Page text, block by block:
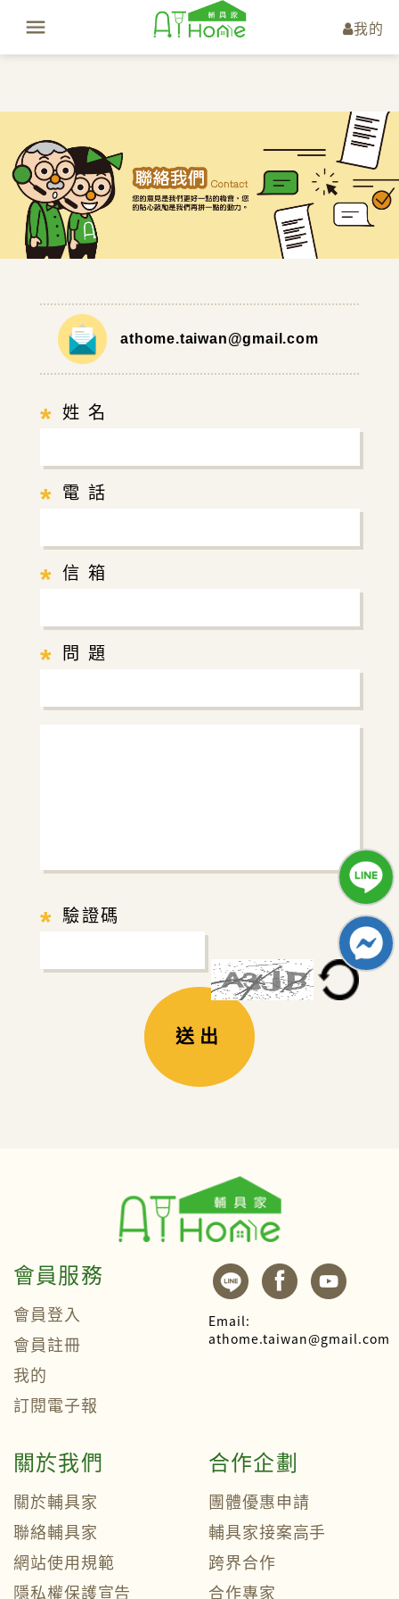
我的
athome.taiwan@gmail.com
* 姓 名
* 電 話
* 信 箱
* 問 題
* 驗證碼
送出
會員服務
會員登入
會員註冊
我的
訂閱電子報
Email:
athome.taiwan@gmail.com
關於我們
關於輔具家
聯絡輔具家
網站使用規範
隱私權保護宣告
合作企劃
團體優惠申請
輔具家接案高手
跨界合作
合作專家